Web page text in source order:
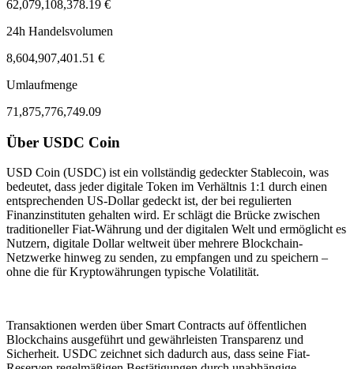
31, 12:45 PM
62,079,108,378.19 €
24h Handelsvolumen
8,604,907,401.51 €
Umlaufmenge
71,875,776,749.09
Über USDC Coin
USD Coin (USDC) ist ein vollständig gedeckter Stablecoin, was
bedeutet, dass jeder digitale Token im Verhältnis 1:1 durch einen
entsprechenden US-Dollar gedeckt ist, der bei regulierten
Finanzinstituten gehalten wird. Er schlägt die Brücke zwischen
traditioneller Fiat-Währung und der digitalen Welt und ermöglicht es
Nutzern, digitale Dollar weltweit über mehrere Blockchain-
Netzwerke hinweg zu senden, zu empfangen und zu speichern –
ohne die für Kryptowährungen typische Volatilität.
Transaktionen werden über Smart Contracts auf öffentlichen
Blockchains ausgeführt und gewährleisten Transparenz und
Sicherheit. USDC zeichnet sich dadurch aus, dass seine Fiat-